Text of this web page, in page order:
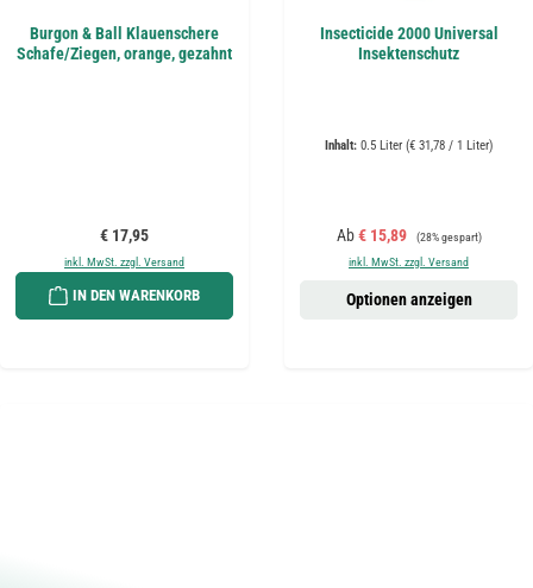
Burgon & Ball Klauenschere
Schafe/Ziegen, orange, gezahnt
Regulärer Preis:
€ 17,95
inkl. MwSt. zzgl. Versand
IN DEN WARENKORB
Insecticide 2000 Universal
Insektenschutz
Inhalt: 0.5 Liter (€ 31,78 / 1 Liter)
Verkaufspreis:
Ab€ 15,89 Regulärer Preis:
(28% gespart)
inkl. MwSt. zzgl. Versand
Optionen anzeigen